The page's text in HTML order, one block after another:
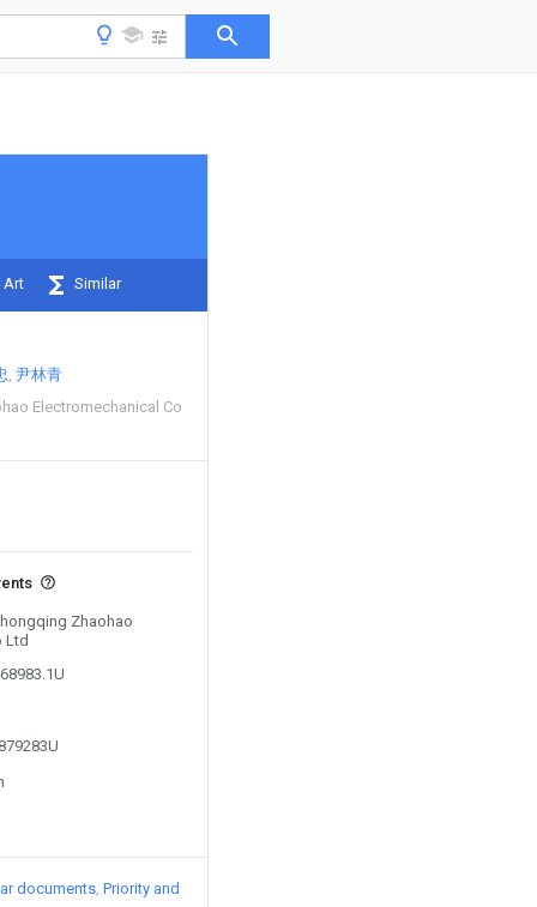
Art Similar
尹林青
Electromechanical Co
Zhaohao
Ltd
documents Priority and